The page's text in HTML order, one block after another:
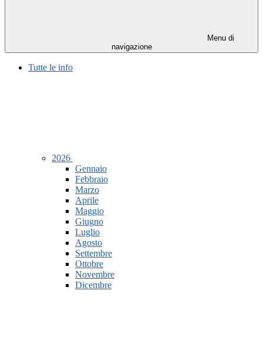
Menu di
navigazione
Tutte le info
2026
Gennaio
Febbraio
Marzo
Aprile
Maggio
Giugno
Luglio
Agosto
Settembre
Ottobre
Novembre
Dicembre